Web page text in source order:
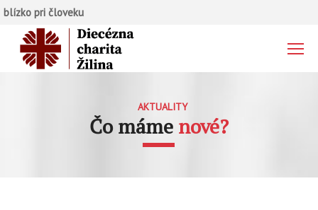
blízko pri človeku
AKTUALITY
Čo máme nové?